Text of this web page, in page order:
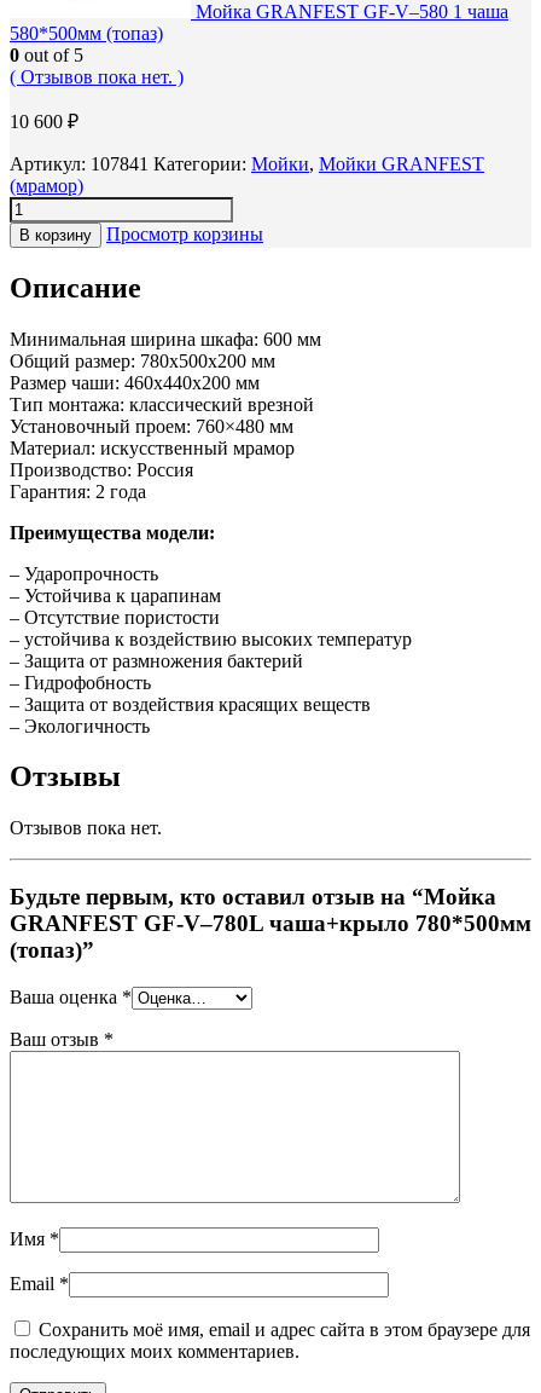
Мойка GRANFEST GF-V–580 1 чаша
580*500мм (топаз)
0 out of 5
( Отзывов пока нет. )
10 600 ₽
Артикул: 107841 Категории: Мойки, Мойки GRANFEST
(мрамор)
В корзину Просмотр корзины
Описание
Минимальная ширина шкафа: 600 мм
Общий размер: 780x500x200 мм
Размер чаши: 460x440x200 мм
Тип монтажа: классический врезной
Установочный проем: 760×480 мм
Материал: искусственный мрамор
Производство: Россия
Гарантия: 2 года
Преимущества модели:
– Ударопрочность
– Устойчива к царапинам
– Отсутствие пористости
– устойчива к воздействию высоких температур
– Защита от размножения бактерий
– Гидрофобность
– Защита от воздействия красящих веществ
– Экологичность
Отзывы
Отзывов пока нет.
Будьте первым, кто оставил отзыв на “Мойка
GRANFEST GF-V–780L чаша+крыло 780*500мм
(топаз)”
Ваша оценка *
Ваш отзыв *
Имя *
Email *
Сохранить моё имя, email и адрес сайта в этом браузере для
последующих моих комментариев.